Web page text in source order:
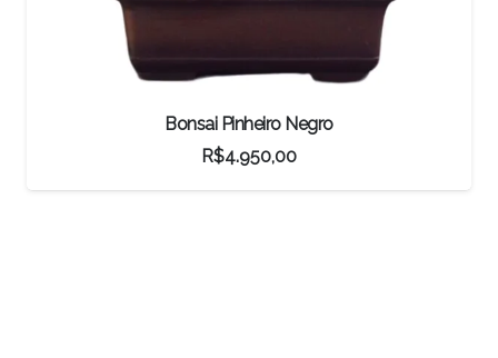
Bonsai Pinheiro Negro
R$4.950,00